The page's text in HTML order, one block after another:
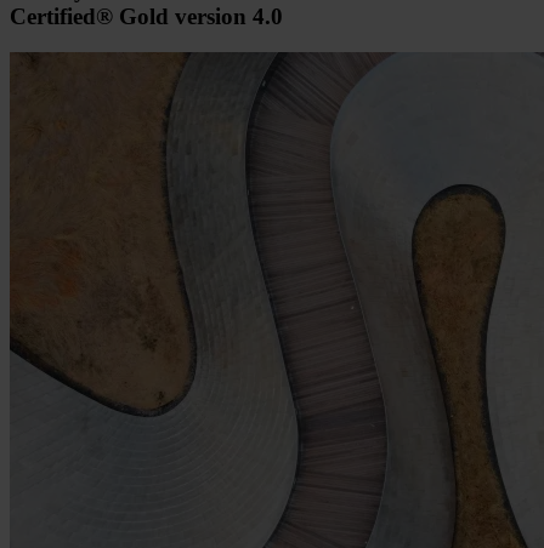
Certified® Gold version 4.0